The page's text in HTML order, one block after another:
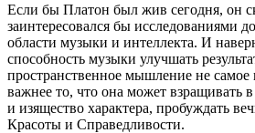
Если бы Платон был жив сегодня, он
заинтересовался бы исследованиями
области музыки и интеллекта. И
способность музыки улучшать
пространственное мышление не самое
важнее то, что она может взращивать в
и изящество характера, пробуждать
Красоты и Справедливости.